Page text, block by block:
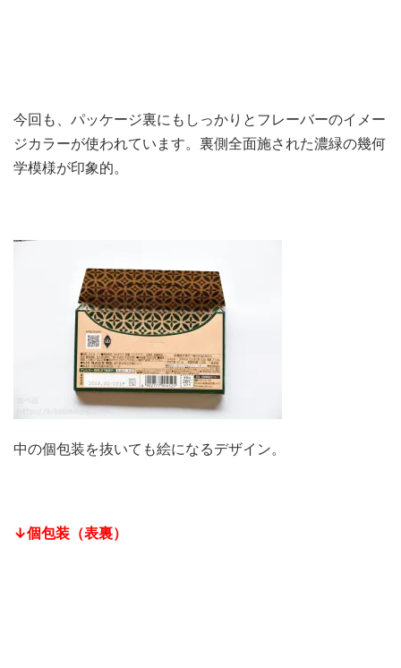
今回も、パッケージ裏にもしっかりとフレーバーのイメー
ジカラーが使われています。裏側全面施された濃緑の幾何
学模様が印象的。
中の個包装を抜いても絵になるデザイン。
↓個包装（表裏）